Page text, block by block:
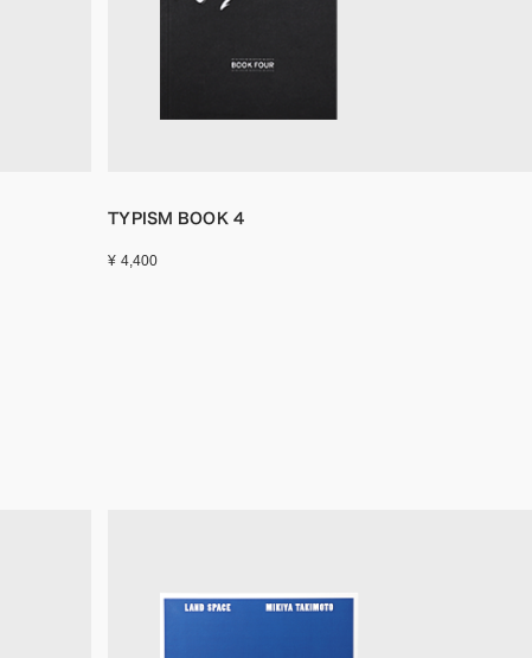
TYPISM BOOK 4
¥ 4,400